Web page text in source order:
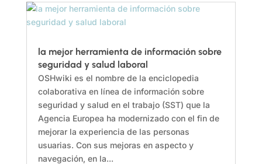
la mejor herramienta de información sobre
seguridad y salud laboral
OSHwiki es el nombre de la enciclopedia
colaborativa en línea de información sobre
seguridad y salud en el trabajo (SST) que la
Agencia Europea ha modernizado con el fin de
mejorar la experiencia de las personas
usuarias. Con sus mejoras en aspecto y
navegación, en la...